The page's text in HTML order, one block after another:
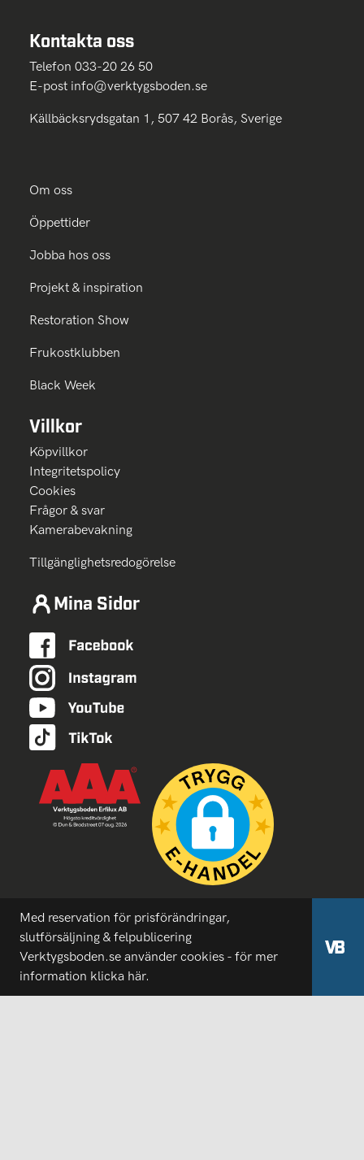
Kontakta oss
Telefon 033-20 26 50
E-post info@verktygsboden.se
Källbäcksrydsgatan 1, 507 42 Borås, Sverige
Om oss
Öppettider
Jobba hos oss
Projekt & inspiration
Restoration Show
Frukostklubben
Black Week
Villkor
Köpvillkor
Integritetspolicy
Cookies
Frågor & svar
Kamerabevakning
Tillgänglighetsredogörelse
Mina Sidor
Med reservation för prisförändringar,
slutförsäljning & felpublicering
Verktygsboden.se använder cookies - för mer
information klicka här.